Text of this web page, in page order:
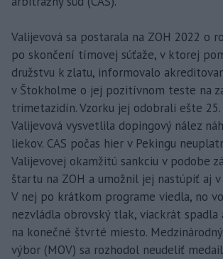
Valijevová sa postarala na ZOH 2022 o
po skončení tímovej súťaže, v ktorej
družstvu k zlatu, informovalo
v Štokholme o jej pozitívnom teste na
trimetazidín. Vzorku jej odobrali ešte
Valijevová vysvetlila dopingový nález
liekov. CAS počas hier v Pekingu
Valijevovej okamžitú sankciu v podobe
štartu na ZOH a umožnil jej nastúpiť aj
V nej po krátkom programe viedla, no
nezvládla obrovský tlak, viackrát spadla
na konečné štvrté miesto.
výbor (MOV) sa rozhodol neudeliť